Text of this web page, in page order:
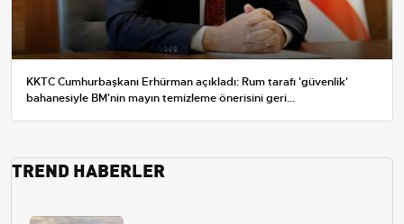
KKTC Cumhurbaşkanı Erhürman açıkladı: Rum tarafı 'güvenlik'
bahanesiyle BM'nin mayın temizleme önerisini geri...
TREND HABERLER